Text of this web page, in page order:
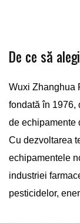
De ce să alegi
Wuxi Zhanghua
fondată în 1976,
de echipamente
Cu dezvoltarea
echipamentele
industriei
pesticidelor,